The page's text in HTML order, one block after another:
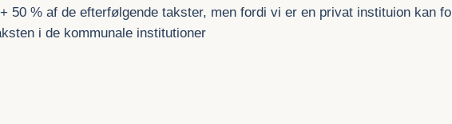
50 % af de efterfølgende takster, men fordi vi er en privat instituion kan
i de kommunale institutioner